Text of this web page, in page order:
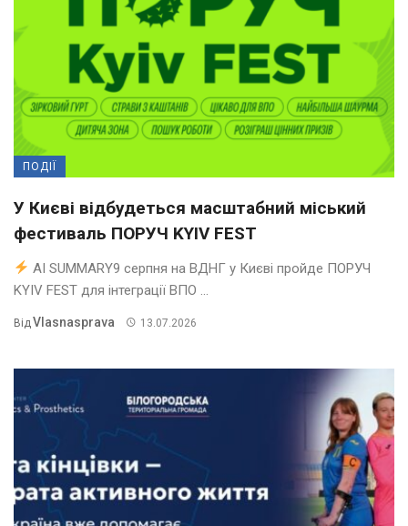
ПОДІЇ
У Києві відбудеться масштабний міський
фестиваль ПОРУЧ KYIV FEST
AI SUMMARY9 серпня на ВДНГ у Києві пройде ПОРУЧ
KYIV FEST для інтеграції ВПО ...
Від Vlasnasprava 13.07.2026